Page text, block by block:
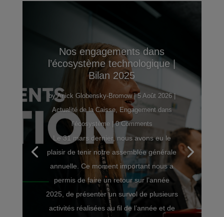
Nos engagements dans
l’écosystème technologique |
Bilan 2025
byAnick Globensky-Bromow|5 Août 2026|
Actualité de la Caisse, Engagement dans
l’écosystème| 0 Comments
Le 31 mars dernier, nous avons eu le
plaisir de tenir notre assemblée générale
annuelle. Ce moment important nous a
permis de faire un retour sur l’année
2025, de présenter un survol de plusieurs
activités réalisées au fil de l’année et de